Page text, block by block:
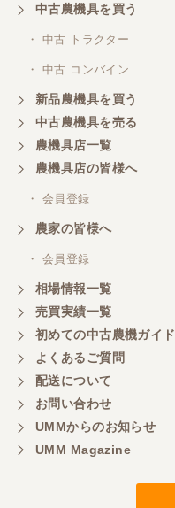
中古農機具を買う
・ 中古 トラクター
・ 中古 コンバイン
新品農機具を買う
中古農機具を売る
農機具店一覧
農機具店の皆様へ
・ 会員登録
農家の皆様へ
・ 会員登録
相場情報一覧
売買実績一覧
初めての中古農機ガイド
よくあるご質問
配送について
お問い合わせ
UMMからのお知らせ
UMM Magazine